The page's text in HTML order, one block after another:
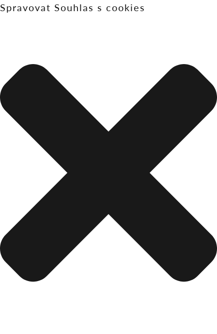
Spravovat Souhlas s cookies